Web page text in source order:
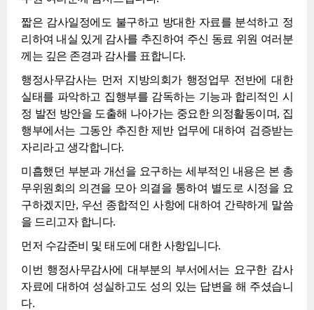
짧은 감사일정에도 불구하고 방대한 자료를 분석하고 정
리하여 내실 있게 감사를 추진하여 주신 동료 위원 여러분
께는 깊은 존경과 감사를 표합니다.
행정사무감사는 먼저 지방의회가 행정업무 전반에 대한
실태를 파악하고 집행부를 감독하는 기능과 합리적인 시
정 발전 방안을 도출해 나아가는 중요한 의정활동이며, 집
행부에서는 그동안 추진한 제반 업무에 대하여 검증받는
자리라고 생각합니다.
미흡했던 부분과 개선을 요구하는 세부적인 내용은 본 총
무위원회의 의견을 모아 의결을 통하여 별도로 시정을 요
구하겠지만, 우선 종합적인 사항에 대하여 간략하게 말씀
을 드리고자 합니다.
먼저 수감준비 및 태도에 대한 사항입니다.
이번 행정사무감사에 대부분의 부서에서는 요구한 감사
자료에 대하여 성실하고도 성의 있는 답변을 해 주셨습니
다.